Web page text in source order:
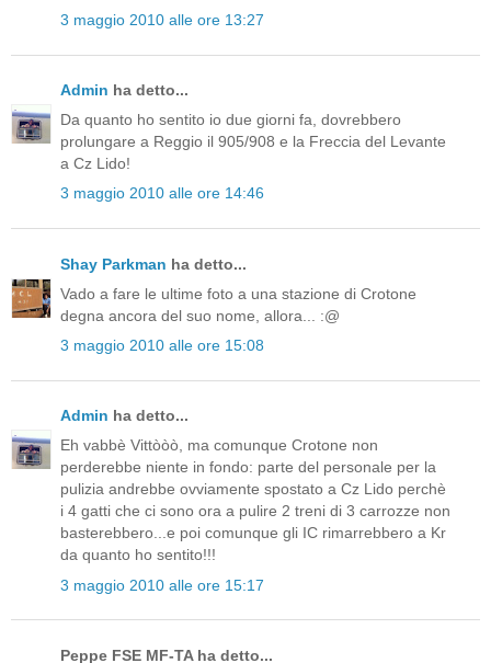
3 maggio 2010 alle ore 13:27
Admin ha detto...
Da quanto ho sentito io due giorni fa, dovrebbero
prolungare a Reggio il 905/908 e la Freccia del Levante
a Cz Lido!
3 maggio 2010 alle ore 14:46
Shay Parkman ha detto...
Vado a fare le ultime foto a una stazione di Crotone
degna ancora del suo nome, allora... :@
3 maggio 2010 alle ore 15:08
Admin ha detto...
Eh vabbè Vittòòò, ma comunque Crotone non
perderebbe niente in fondo: parte del personale per la
pulizia andrebbe ovviamente spostato a Cz Lido perchè
i 4 gatti che ci sono ora a pulire 2 treni di 3 carrozze non
basterebbero...e poi comunque gli IC rimarrebbero a Kr
da quanto ho sentito!!!
3 maggio 2010 alle ore 15:17
Peppe FSE MF-TA ha detto...